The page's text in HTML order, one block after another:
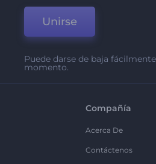
Unirse
Puede darse de baja
momento.
Compañía
Acerca De
Contáctenos